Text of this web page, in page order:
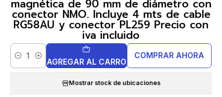
magnética de 90 mm de diámetro con
conector NMO. Incluye 4 mts de cable
RG58AU y conector PL259 Precio con
iva incluido
Cantidad AGREGAR AL CARRO
COMPRAR AHORA
Mostrar stock de ubicaciones